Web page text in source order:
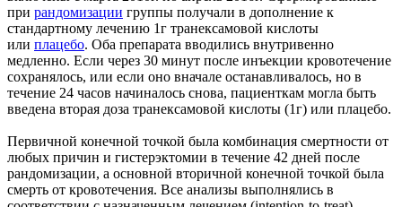
при рандомизации группы получали в дополнение к
стандартному лечению 1г транексамовой кислоты
или плацебо. Оба препарата вводились внутривенно
медленно. Если через 30 минут после инъекции кровотечение
сохранялось, или если оно вначале останавливалось, но в
течение 24 часов начиналось снова, пациенткам могла быть
введена вторая доза транексамовой кислоты (1г) или плацебо.
Первичной конечной точкой была комбинация смертности от
любых причин и гистерэктомии в течение 42 дней после
рандомизации, а основной вторичной конечной точкой была
смерть от кровотечения. Все анализы выполнялись в